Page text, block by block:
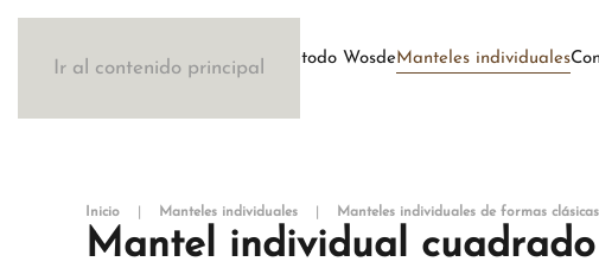
Ir al contenido principal Método WosdeManteles individuales
Inicio Manteles individuales Manteles individuales de formas clásicas
Mantel individual